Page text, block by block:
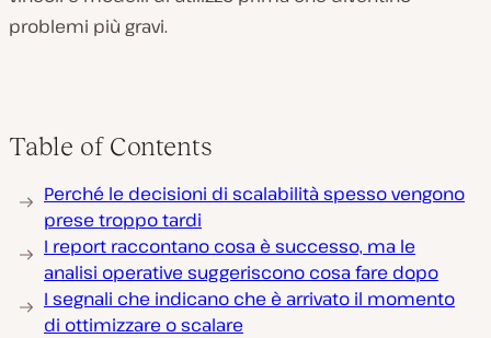
problemi più gravi.
Table of Contents
Perché le decisioni di scalabilità spesso vengono
prese troppo tardi
I report raccontano cosa è successo, ma le
analisi operative suggeriscono cosa fare dopo
I segnali che indicano che è arrivato il momento
di ottimizzare o scalare